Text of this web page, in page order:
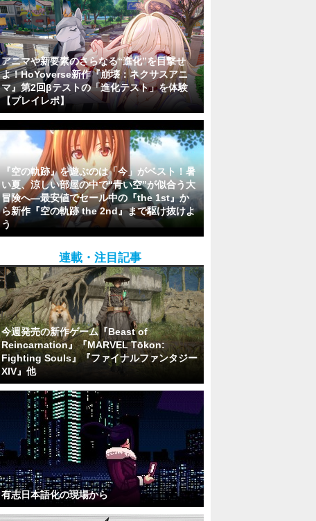
アニマや新要素のさらなる“進化”を目撃せ
よ！HoYoverse新作『崩壊：ネクサスアニ
マ』第2回βテストの「進化テスト」を体験
【プレイレポ】
『空の軌跡』を遊ぶのは「今」がベスト！暑
い夏、涼しい部屋の中で“青い空”が似合う大
冒険へ―最安値でセール中の『the 1st』か
ら新作『空の軌跡 the 2nd』まで駆け抜けよ
う
連載・注目記事
今週発売の新作ゲーム『Beast of
Reincarnation』『MARVEL Tōkon:
Fighting Souls』『ファイナルファンタジー
XIV』他
有志日本語化の現場から